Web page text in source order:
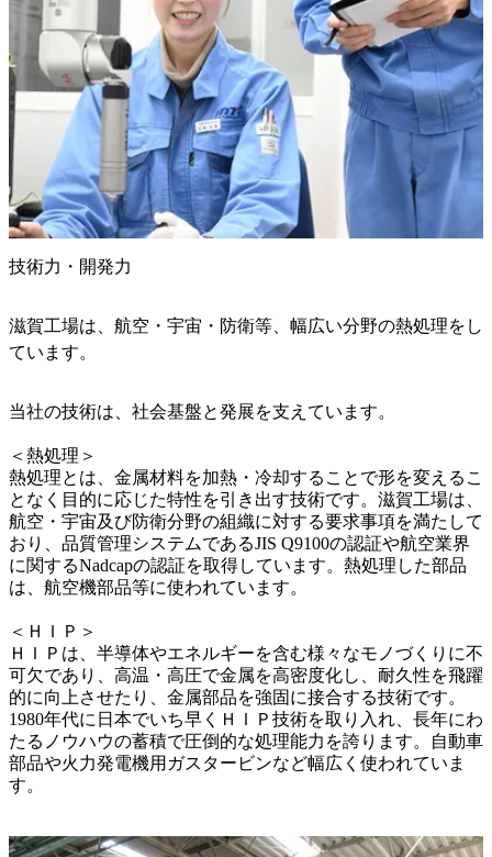
技術力・開発力
滋賀工場は、航空・宇宙・防衛等、幅広い分野の熱処理をし
ています。
当社の技術は、社会基盤と発展を支えています。
＜熱処理＞
熱処理とは、金属材料を加熱・冷却することで形を変えるこ
となく目的に応じた特性を引き出す技術です。滋賀工場は、
航空・宇宙及び防衛分野の組織に対する要求事項を満たして
おり、品質管理システムであるJIS Q9100の認証や航空業界
に関するNadcapの認証を取得しています。熱処理した部品
は、航空機部品等に使われています。
＜ＨＩＰ＞
ＨＩＰは、半導体やエネルギーを含む様々なモノづくりに不
可欠であり、高温・高圧で金属を高密度化し、耐久性を飛躍
的に向上させたり、金属部品を強固に接合する技術です。
1980年代に日本でいち早くＨＩＰ技術を取り入れ、長年にわ
たるノウハウの蓄積で圧倒的な処理能力を誇ります。自動車
部品や火力発電機用ガスタービンなど幅広く使われていま
す。